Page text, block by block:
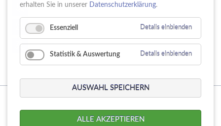
18. Vortrag IT-Sicherheit
16 Jahre PUMPENoase
23.
Datenschutz Impressum AGB
erhalten Sie in unserer Datenschutzerklärung.
Essenziell Details einblenden
Statistik & Auswertung Details einblenden
AUSWAHL SPEICHERN
ALLE AKZEPTIEREN